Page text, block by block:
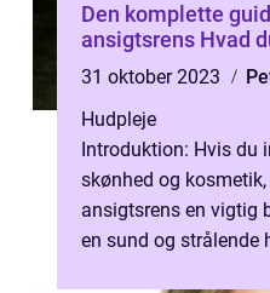
Den komplette
31 oktober 2023
Hudpleje
Introduktion: Hvis du
skønhed og
ansigtsrens en vigtig
en sund og strålende